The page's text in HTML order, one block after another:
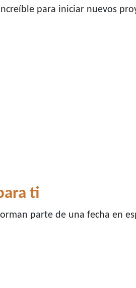
para iniciar nuevos
ti
parte de una fecha en